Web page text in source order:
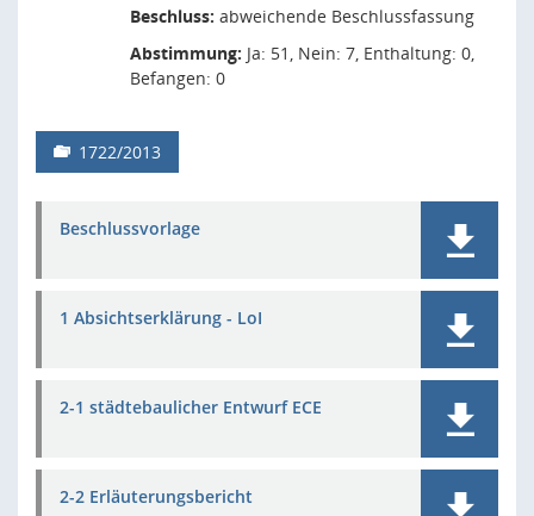
Beschluss: abweichende Beschlussfassung
Abstimmung: Ja: 51, Nein: 7, Enthaltung: 0,
Befangen: 0
1722/2013
Beschlussvorlage
1 Absichtserklärung - LoI
2-1 städtebaulicher Entwurf ECE
2-2 Erläuterungsbericht